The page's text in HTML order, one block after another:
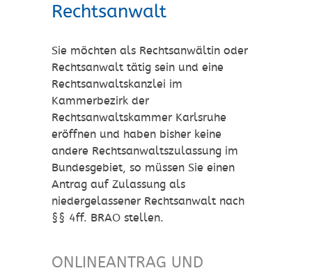
Rechtsanwalt
Sie möchten als Rechtsanwältin oder
Rechtsanwalt tätig sein und eine
Rechtsanwaltskanzlei im
Kammerbezirk der
Rechtsanwaltskammer Karlsruhe
eröffnen und haben bisher keine
andere Rechtsanwaltszulassung im
Bundesgebiet, so müssen Sie einen
Antrag auf Zulassung als
niedergelassener Rechtsanwalt nach
§§ 4ff. BRAO stellen.
ONLINEANTRAG UND